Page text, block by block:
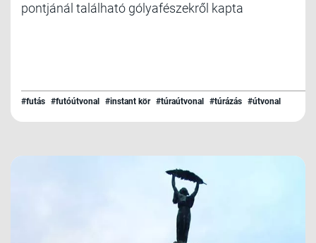
pontjánál található gólyafészekről kapta
#futás #futóútvonal #instant kör #túraútvonal #túrázás #útvonal